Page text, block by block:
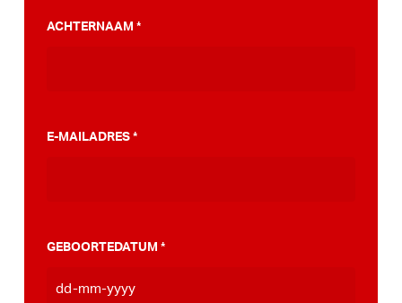
ACHTERNAAM *
E-MAILADRES *
GEBOORTEDATUM *